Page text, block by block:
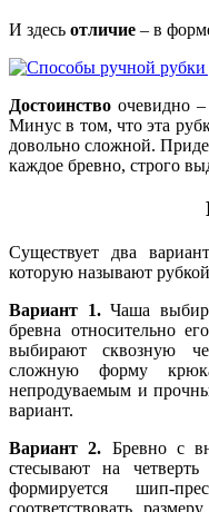
И здесь отличие – в
Достоинство очевидно –
Минус в том, что эта
довольно сложной.
каждое бревно, строго
Существует два
которую называют
Вариант 1.Чаша
бревна относительно
выбирают сквозную
сложную форму
непродуваемым и
вариант.
Вариант 2. Бревно с
стесывают на
формируется шип-
соответствовать